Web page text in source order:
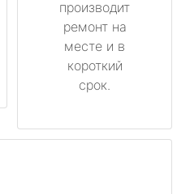
производит
ремонт на
месте и в
короткий
срок.